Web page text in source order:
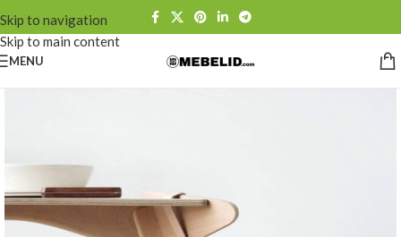
Skip to navigation
Skip to main content
MENU